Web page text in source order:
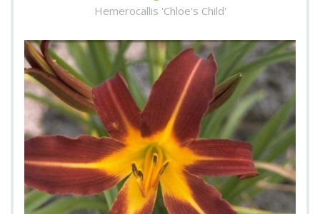
Hemerocallis 'Chloe's Child'